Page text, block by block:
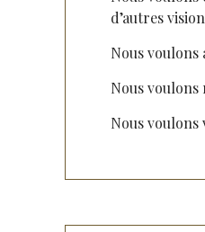
d’autres
Nous
Nous
Nous voulons